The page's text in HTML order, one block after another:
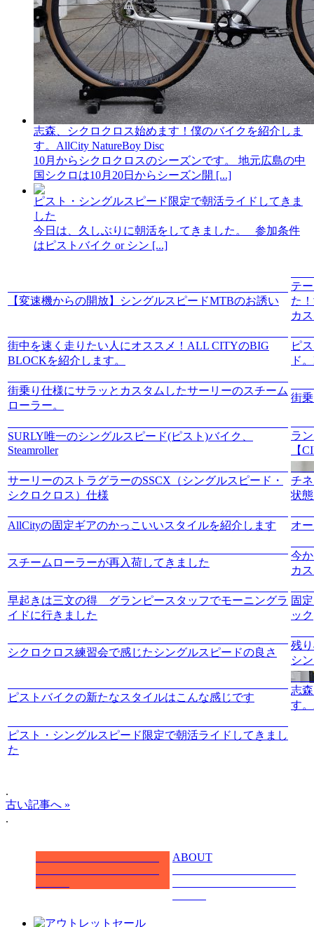
志森、シクロクロス始めます！僕のバイクを紹介しま
す。AllCity NatureBoy Disc
10月からシクロクロスのシーズンです。 地元広島の中
国シクロは10月20日からシーズン開 [...]
ピスト・シングルスピード限定で朝活ライドしてきま
した
今日は、久しぶりに朝活をしてきました。 参加条件
はピストバイク or シン [...]
【変速機からの開放】シングルスピードMTBのお誘い
テ
た
カ
街中を速く走りたい人にオススメ！ALL CITYのBIG
BLOCKを紹介します。
ピ
ド
街乗り仕様にサラッとカスタムしたサーリーのスチーム
ローラー。
街
SURLY唯一のシングルスピード(ピスト)バイク、
Steamroller
ラ
【
サーリーのストラグラーのSSCX（シングルスピード・
シクロクロス）仕様
チ
状
AllCityの固定ギアのかっこいいスタイルを紹介します オ
スチームローラーが再入荷してきました
今
カ
早起きは三文の得 グランピースタッフでモーニングラ
イドに行きました
固
ック
シクロクロス練習会で感じたシングルスピードの良さ
残
シ
ピストバイクの新たなスタイルはこんな感じです
志
す
ピスト・シングルスピード限定で朝活ライドしてきまし
た
.
古い記事へ »
.
ABOUT